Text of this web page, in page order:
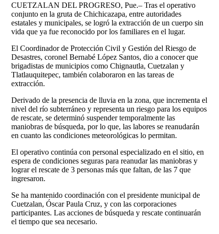
CUETZALAN DEL PROGRESO, Pue.– Tras el operativo
conjunto en la gruta de Chichicazapa, entre autoridades
estatales y municipales, se logró la extracción de un cuerpo sin
vida que ya fue reconocido por los familiares en el lugar.
El Coordinador de Protección Civil y Gestión del Riesgo de
Desastres, coronel Bernabé López Santos, dio a conocer que
brigadistas de municipios como Chignautla, Cuetzalan y
Tlatlauquitepec, también colaboraron en las tareas de
extracción.
Derivado de la presencia de lluvia en la zona, que incrementa el
nivel del río subterráneo y representa un riesgo para los equipos
de rescate, se determinó suspender temporalmente las
maniobras de búsqueda, por lo que, las labores se reanudarán
en cuanto las condiciones meteorológicas lo permitan.
El operativo continúa con personal especializado en el sitio, en
espera de condiciones seguras para reanudar las maniobras y
lograr el rescate de 3 personas más que faltan, de las 7 que
ingresaron.
Se ha mantenido coordinación con el presidente municipal de
Cuetzalan, Óscar Paula Cruz, y con las corporaciones
participantes. Las acciones de búsqueda y rescate continuarán
el tiempo que sea necesario.